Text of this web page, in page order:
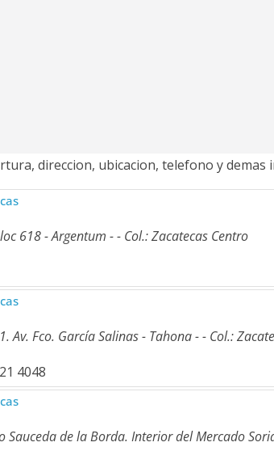
direccion, ubicacion, telefono y demas
618 - Argentum - - Col.: Zacatecas Centro
Av. Fco. García Salinas - Tahona - - Col.:
4048
Sauceda de la Borda. Interior del Mercado